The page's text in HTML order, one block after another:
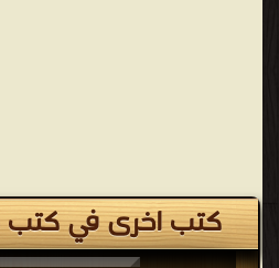
كتب اخرى في كتب